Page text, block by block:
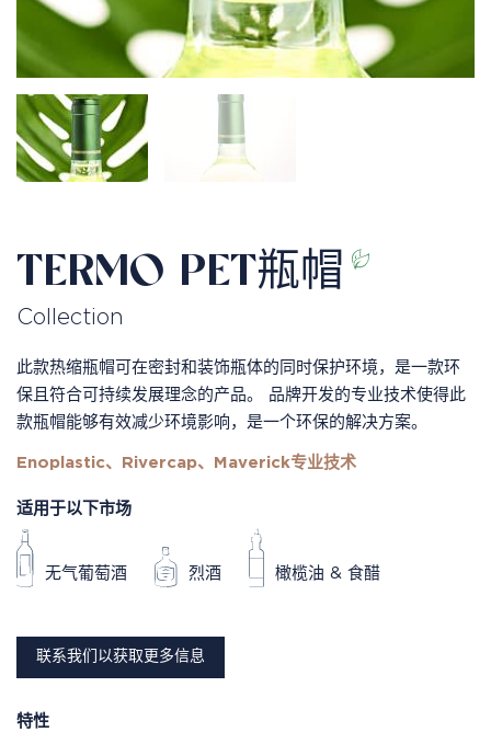
TERMO PET瓶帽
Collection
此款热缩瓶帽可在密封和装饰瓶体的同时保护环境，是一款环
保且符合可持续发展理念的产品。 品牌开发的专业技术使得此
款瓶帽能够有效减少环境影响，是一个环保的解决方案。
Enoplastic、Rivercap、Maverick专业技术
适用于以下市场
无气葡萄酒 烈酒 橄榄油 & 食醋
联系我们以获取更多信息
特性